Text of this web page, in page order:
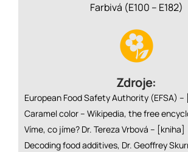
Farbivá (E100 – E182)
Zdroje:
European Food Safety Authority (EFSA) –
Caramel color – Wikipedia, the free
Víme, co jíme? Dr. Tereza Vrbová – [kniha]
Decoding food additives, Dr. Geoffrey